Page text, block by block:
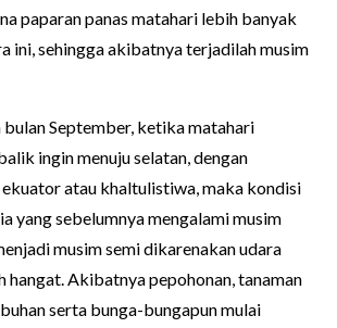
paparan panas matahari lebih banyak
ini, sehingga akibatnya terjadilah musim
bulan September, ketika matahari
ingin menuju selatan, dengan
atau khaltulistiwa, maka kondisi
yang sebelumnya mengalami musim
musim semi dikarenakan udara
hangat. Akibatnya pepohonan, tanaman
serta bunga-bungapun mulai